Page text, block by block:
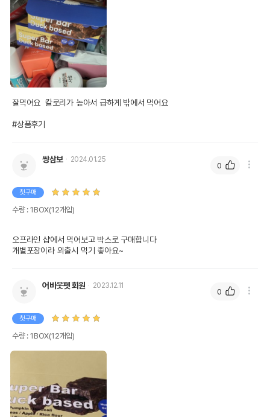
잘먹어요  칼로리가 높아서 급하게 밖에서 먹어요
#상품후기
쌍삼보 2024.01.25
첫구매
수량 : 1BOX(12개입)
오프라인 샵에서 먹어보고 박스로 구매합니다
개별포장이라 외출시 먹기 좋아요~
0
어바웃펫 회원 2023.12.11
첫구매
수량 : 1BOX(12개입)
0